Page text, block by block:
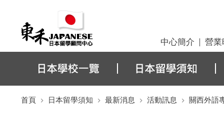
中心簡介 營業
首頁 日本留學須知 最新消息 活動訊息 關西外語